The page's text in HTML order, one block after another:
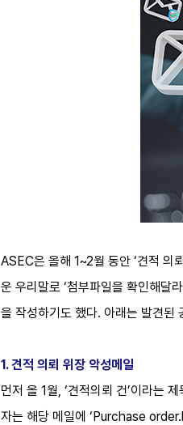
ASEC은 올해 1~2월 동안 ‘견적 의
운 우리말로 ‘첨부파일을 확인해달
을 작성하기도 했다. 아래는 발견
1. 견적 의뢰 위장 악성메일
먼저 올 1월, ‘견적의뢰 건’이라는
자는 해당 메일에 ‘Purchase